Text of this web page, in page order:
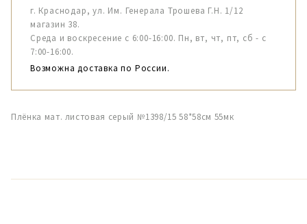
г. Краснодар, ул. Им. Генерала Трошева Г.Н. 1/12
магазин 38.
Среда и воскресение с 6:00-16:00. Пн, вт, чт, пт, сб - с
7:00-16:00.
Возможна доставка по России.
Плёнка мат. листовая серый №1398/15 58*58см 55мк